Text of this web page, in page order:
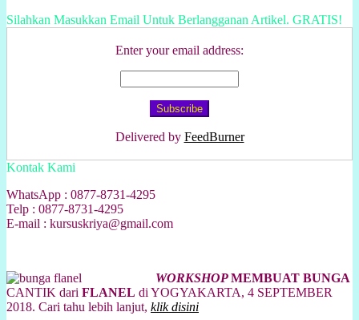
Silahkan Masukkan Email Untuk Berlangganan Artikel. GRATIS!
Enter your email address:
Delivered by FeedBurner
Kontak Kami
WhatsApp : 0877-8731-4295
Telp : 0877-8731-4295
E-mail : kursuskriya@gmail.com
WORKSHOPMEMBUAT BUNGA
CANTIK dari FLANEL di YOGYAKARTA, 4 SEPTEMBER
2018. Cari tahu lebih lanjut, klik disini